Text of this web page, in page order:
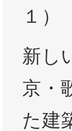
１）
新し
京・
た建